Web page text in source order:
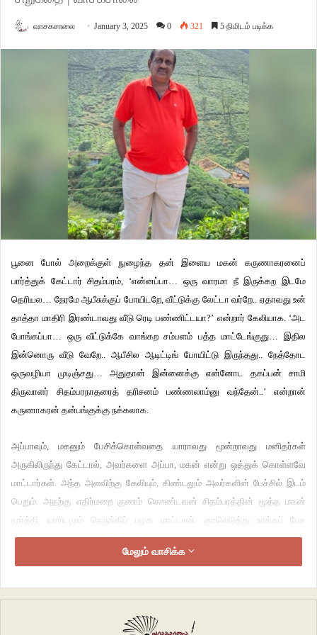
வாசகசாலை January 3, 2025 0 321 5 நிமிடம் படிக்க
பூனை போல் அறைக்குள் நுழைந்த தன் இளைய மகன் கருணாகரனைப்
பார்த்துக் கேட்டார் சிதம்பரம், ‘என்னப்பா… ஒரு வாரமா நீ இருக்கற இடமே
தெரியல… நேரமே ஆபீசுக்குப் போயிடறே, வீட்டுக்கு லேட்டா வர்றே.. ஏதாவது உன்
தாத்தா மாதிரி இரண்டாவது வீடு ரெடி பண்ணிட்டயா?’ என்றார் கேலியாக.‌ ‘அட
போங்கப்பா… ஒரு வீட்டுக்கே வாங்கற சம்பளம் பத்த மாட்டேங்குது… இதில
இன்னொரு வீடு வேறே.. ஆபீசில ஆடிட்டிங் போயிட்டு இருந்தது.. நேத்தோட
ஒருவழியா முடிஞ்சது… அதுதான் இன்னைக்கு என்னோட தகப்பன் சாமி
திருவாளர் சிதம்பரநாதரைத் தரிசனம் பண்ணலாம்னு வந்தேன்..’ என்றான்
கருணாகரன் தன்பங்குக்கு நக்கலாக.
அப்பாவும், மகனும் பேசிக்கொள்வதை யாராவது மூன்றாவது மனிதர்கள்
அருகிலிருந்து கேட்டால், அவர்களை அப்பா, மகன் என்று ஒத்துக் கொள்ளவே
மாட்டார்கள். அந்த அளவிற்கு கேலியும், கிண்டலும் அவர்களின் பேச்சில் இடம்
பெறும். அதற்கு எதிர்மறை குணம் கொண்டவன் சிதம்பரத்தின் மூத்த மகன்
மூர்த்தி. யாரிடமும் நெருங்கிப் பழக மாட்டான். குரலெடுத்து உரக்கப் பேச
மாட்டான். தேவை என்றால் மட்டும் அம்மாவிடம் ஓரிரு வார்த்தைகள் பேசி தன்
காரியத்தை முடித்துக் கொள்வான். அதுவும், பிறந்ததிலிருந்து அவன் தன்
சிதம்பரமும், கருணாகரனும். அதனால்தானோ என்னவோ, கல்யாணம் முடிந்த
மேலும் வாசிக்க